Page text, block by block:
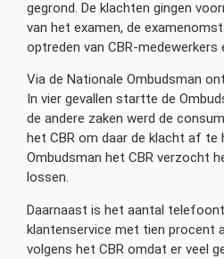
gegrond. De klachten gingen
van het examen, de
optreden van CBR-medewerkers
Via de Nationale Ombudsman
In vier gevallen startte de
de andere zaken werd de
het CBR om daar de klacht af
Ombudsman het CBR verzocht
lossen.
Daarnaast is het aantal
klantenservice met tien procent
volgens het CBR omdat er veel